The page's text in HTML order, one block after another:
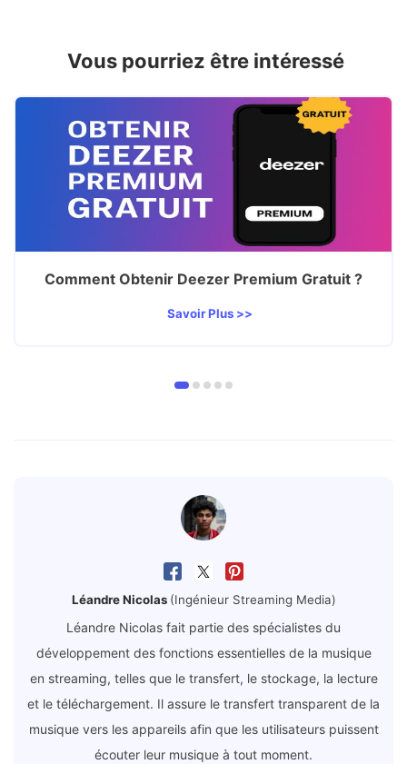
Vous pourriez être intéressé
Comment Obtenir Deezer Premium Gratuit ?
Savoir Plus >>
Léandre Nicolas (Ingénieur Streaming Media)
Léandre Nicolas fait partie des spécialistes du
développement des fonctions essentielles de la musique
en streaming, telles que le transfert, le stockage, la lecture
et le téléchargement. Il assure le transfert transparent de la
musique vers les appareils afin que les utilisateurs puissent
écouter leur musique à tout moment.